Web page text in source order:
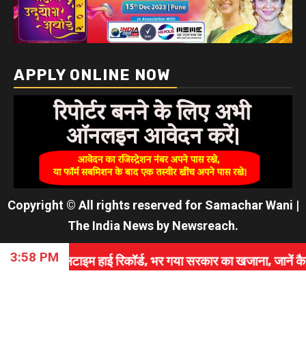
APPLY ONLINE NOW
Copyright © All rights reserved for Samachar Wani |
The India News by Newsreach.
3:58 PM
हाई रिकॉर्ड, भर गया सरकार का खजाना, जानें कैसे रचा